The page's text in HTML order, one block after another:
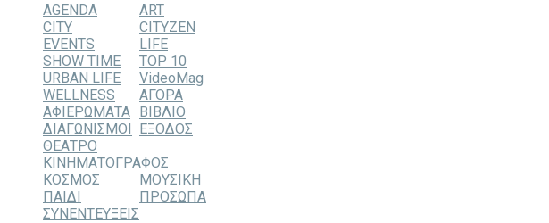
AGENDA
ART
CITY
CITYZEN
EVENTS
LIFE
SHOW TIME
TOP 10
URBAN LIFE
VideoMag
WELLNESS
ΑΓΟΡΑ
ΑΦΙΕΡΩΜΑΤΑ ΒΙΒΛΙΟ
ΔΙΑΓΩΝΙΣΜΟΙ ΕΞΟΔΟΣ
ΘΕΑΤΡΟ
ΚΙΝΗΜΑΤΟΓΡΑΦΟΣ
ΚΟΣΜΟΣ
ΜΟΥΣΙΚΗ
ΠΑΙΔΙ
ΠΡΟΣΩΠΑ
ΣΥΝΕΝΤΕΥΞΕΙΣ